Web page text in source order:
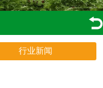
行业新闻